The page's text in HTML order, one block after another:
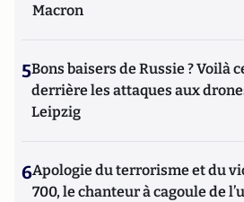
Macron
5Bons baisers de Russie ? Voilà
derrière les attaques aux
Leipzig
6Apologie du terrorisme et du
700, le chanteur à cagoule de